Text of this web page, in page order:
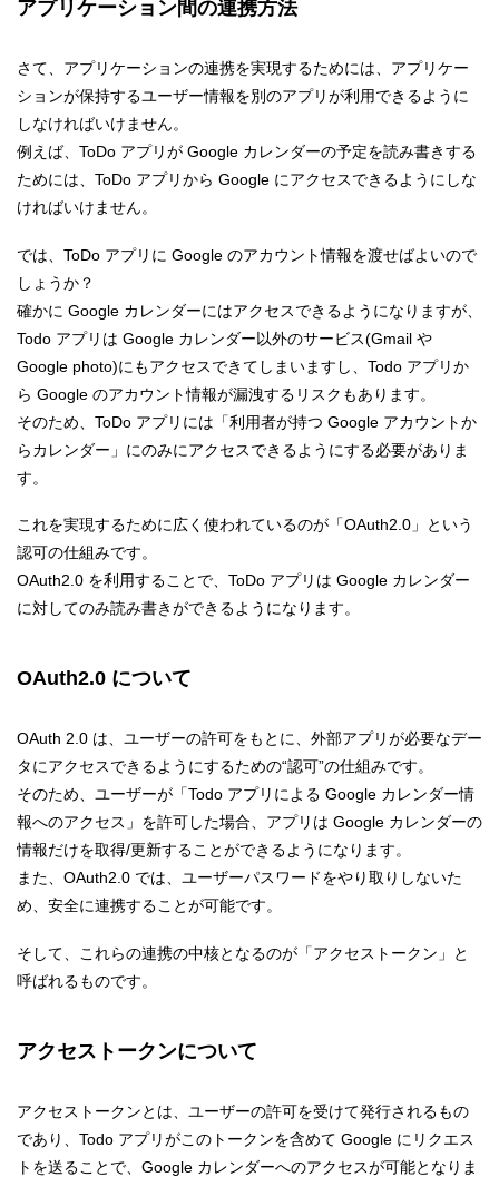
アプリケーション間の連携方法
さて、アプリケーションの連携を実現するためには、アプリケー
ションが保持するユーザー情報を別のアプリが利用できるように
しなければいけません。
例えば、ToDo アプリが Google カレンダーの予定を読み書きする
ためには、ToDo アプリから Google にアクセスできるようにしな
ければいけません。
では、ToDo アプリに Google のアカウント情報を渡せばよいので
しょうか？
確かに Google カレンダーにはアクセスできるようになりますが、
Todo アプリは Google カレンダー以外のサービス(Gmail や
Google photo)にもアクセスできてしまいますし、Todo アプリか
ら Google のアカウント情報が漏洩するリスクもあります。
そのため、ToDo アプリには「利用者が持つ Google アカウントか
らカレンダー」にのみにアクセスできるようにする必要がありま
す。
これを実現するために広く使われているのが「OAuth2.0」という
認可の仕組みです。
OAuth2.0 を利用することで、ToDo アプリは Google カレンダー
に対してのみ読み書きができるようになります。
OAuth2.0 について
OAuth 2.0 は、ユーザーの許可をもとに、外部アプリが必要なデー
タにアクセスできるようにするための“認可”の仕組みです。
そのため、ユーザーが「Todo アプリによる Google カレンダー情
報へのアクセス」を許可した場合、アプリは Google カレンダーの
情報だけを取得/更新することができるようになります。
また、OAuth2.0 では、ユーザーパスワードをやり取りしないた
め、安全に連携することが可能です。
そして、これらの連携の中核となるのが「アクセストークン」と
呼ばれるものです。
アクセストークンについて
アクセストークンとは、ユーザーの許可を受けて発行されるもの
であり、Todo アプリがこのトークンを含めて Google にリクエス
トを送ることで、Google カレンダーへのアクセスが可能となりま